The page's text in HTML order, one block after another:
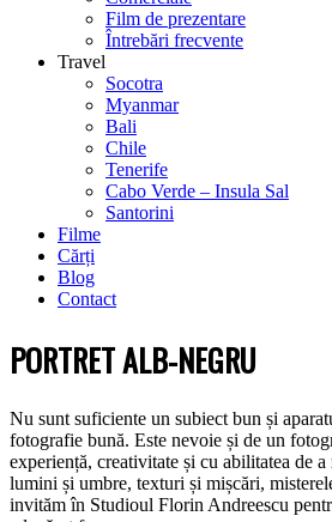
Film de prezentare
Întrebări frecvente
Travel
Socotra
Myanmar
Bali
Chile
Tenerife
Cabo Verde – Insula Sal
Santorini
Filme
Cărți
Blog
Contact
PORTRET ALB-NEGRU
Nu sunt suficiente un subiect bun și
fotografie bună. Este nevoie și de un
experiență, creativitate și cu abilitatea de
lumini și umbre, texturi și mișcări,
invităm în Studioul Florin Andreescu